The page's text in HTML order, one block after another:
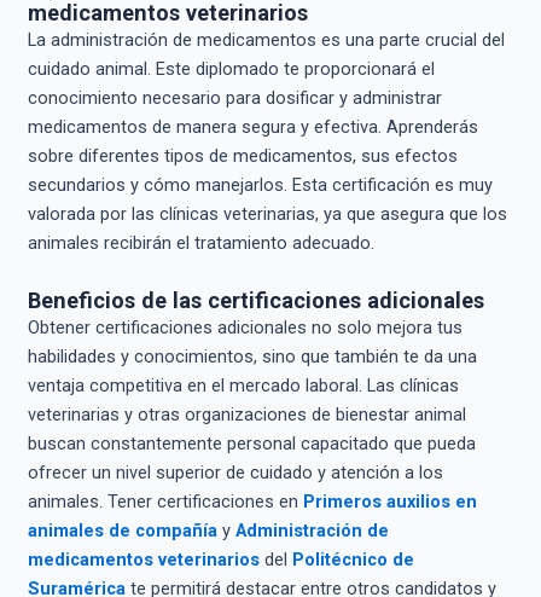
medicamentos veterinarios
La administración de medicamentos es una parte crucial del
cuidado animal. Este diplomado te proporcionará el
conocimiento necesario para dosificar y administrar
medicamentos de manera segura y efectiva. Aprenderás
sobre diferentes tipos de medicamentos, sus efectos
secundarios y cómo manejarlos. Esta certificación es muy
valorada por las clínicas veterinarias, ya que asegura que los
animales recibirán el tratamiento adecuado.
Beneficios de las certificaciones adicionales
Obtener certificaciones adicionales no solo mejora tus
habilidades y conocimientos, sino que también te da una
ventaja competitiva en el mercado laboral. Las clínicas
veterinarias y otras organizaciones de bienestar animal
buscan constantemente personal capacitado que pueda
ofrecer un nivel superior de cuidado y atención a los
animales. Tener certificaciones en Primeros auxilios en
animales de compañíay Administración de
medicamentos veterinariosdel Politécnico de
Suraméricate permitirá destacar entre otros candidatos y